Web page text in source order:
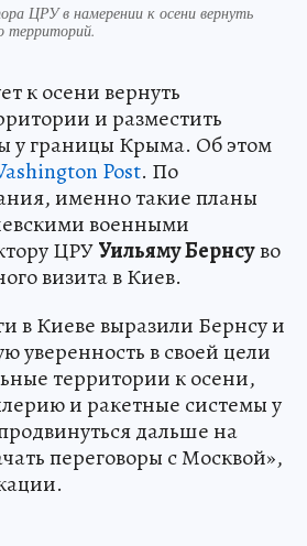
ЦРУ в намерении к осени вернуть
территорий.
к осени вернуть
и разместить
у границы Крыма. Об этом
Post. По
именно такие планы
военными
ЦРУУильяму Бернсуво
визита в Киев.
в Киеве выразили Бернсу и
уверенность в своей цели
территории к осени,
и ракетные системы у
дальше на
переговоры с Москвой»,